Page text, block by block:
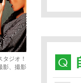
ジオ！
影、撮影